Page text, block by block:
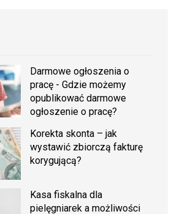
Darmowe ogłoszenia o
pracę - Gdzie możemy
opublikować darmowe
ogłoszenie o pracę?
Korekta skonta – jak
wystawić zbiorczą fakturę
korygującą?
Kasa fiskalna dla
pielęgniarek a możliwości